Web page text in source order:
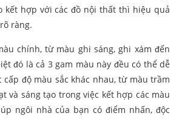
kết hợp với các đồ nội thất thì hiệu quả
ràng.
chính, từ màu ghi sáng, ghi xám đến
đó là cả 3 gam màu này đều có thể dễ
độ màu sắc khác nhau, từ màu trầm
và sáng tạo trong việc kết hợp các màu
ngôi nhà của bạn có điểm nhấn, độc